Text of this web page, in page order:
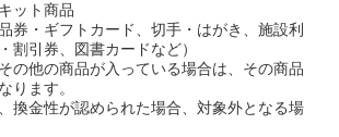
ット商品
券・ギフトカード、切手・はがき、施設利
割引券、図書カードなど）
他の商品が入っている場合は、その商品
ります。
金性が認められた場合、対象外となる場